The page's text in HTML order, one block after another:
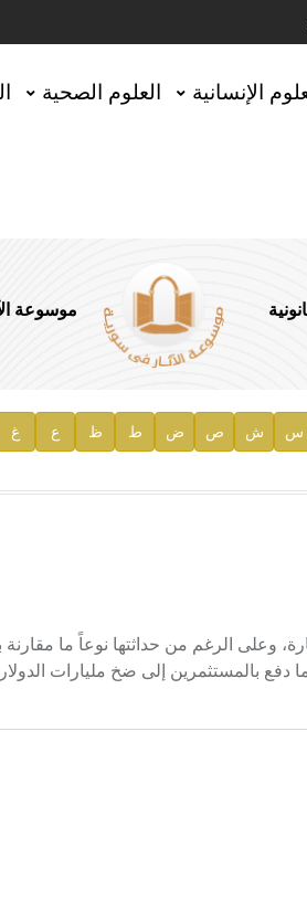
الإنسانية العلوم الصحية
موسوعة
س ش ص ض ط ظ ع غ
وعلى الرغم من حداثتها نوعاً ما مقارنة
دفع بالمستثمرين إلى ضخ مليارات